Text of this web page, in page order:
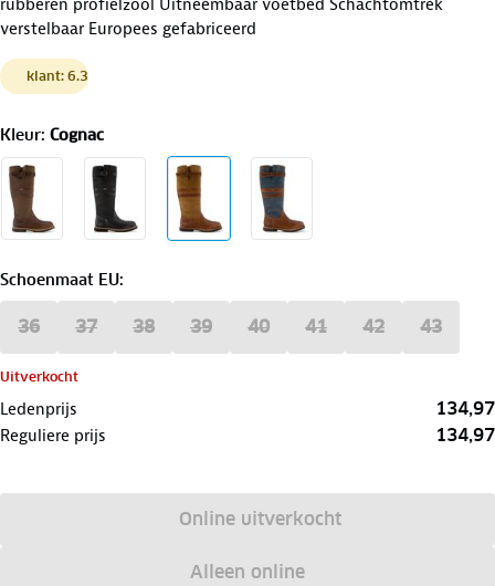
verstelbaar Europees gefabriceerd
klant: 6.3
Kleur: Cognac
Schoenmaat EU:
36 37 38 39 40 41 42 43
Uitverkocht
Ledenprijs 134,97
Reguliere prijs 134,97
Online uitverkocht
Alleen online